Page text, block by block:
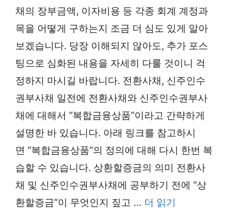
채의 장부금액, 이자비용 등 각종 회계 계정과
목을 어떻게 구하는지 조금 더 심도 있게 알아
보겠습니다. 당장 이해되지 않아도, 추가 포스
팅으로 심화된 내용을 자세히 다룰 것이니 걱
정하지 마시길 바랍니다. 전환사채, 신주인수
권부사채 일전에 전환사채와 신주인수권부사
채에 대해서 “복합금융상품”이라고 간략하게
설명한 바 있습니다. 아래 링크를 참고하시
면 “복합금융상품”의 정의에 대해 다시 한번 복
습할 수 있습니다. 상환할증금의 의미 전환사
채 및 신주인수권부사채에 공부하기 전에 “상
환할증금”이 무엇인지 짚고 … 더 읽기